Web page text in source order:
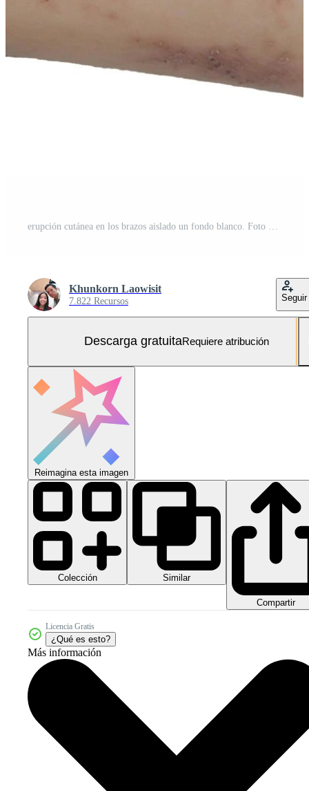
Khunkorn Laowisit
7.822 Recursos Seguir
Descarga gratuitaRequiere atribución
Reimagina esta imagen
Colección Similar
Compartir
Licencia Gratis
¿Qué es esto?
Más información